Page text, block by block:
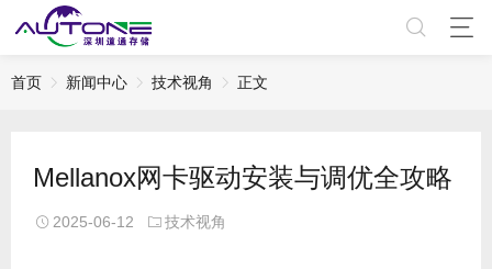
首页 新闻中心 技术视角 正文
Mellanox网卡驱动安装与调优全攻略
2025-06-12 技术视角